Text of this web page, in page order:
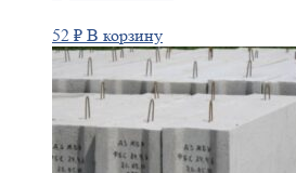
52 ₽ В корзину